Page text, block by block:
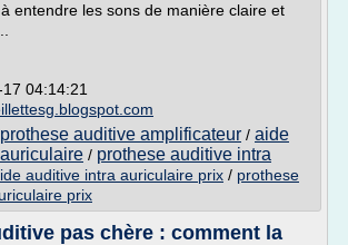
entendre les sons de manière claire et
04:14:21
prothese auditive amplificateur / aide
/ prothese auditive intra
auditive intra auriculaire prix / prothese
prix
pas chère : comment la